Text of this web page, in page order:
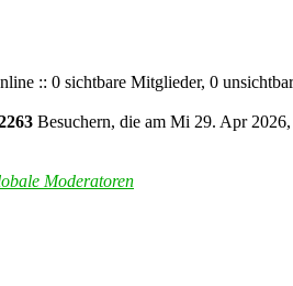
:: 0 sichtbare Mitglieder, 0
Besuchern, die am Mi 29. Apr
Moderatoren